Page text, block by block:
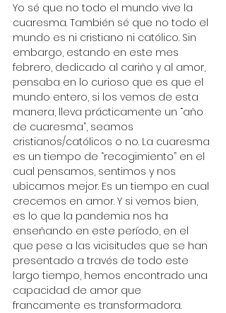
Yo sé que no todo el mundo vive la
cuaresma. También sé que no todo el
mundo es ni cristiano ni católico. Sin
embargo, estando en este mes
febrero, dedicado al cariño y al amor,
pensaba en lo curioso que es que el
mundo entero, si los vemos de esta
manera, lleva prácticamente un “año
de cuaresma”, seamos
cristianos/católicos o no. La cuaresma
es un tiempo de “recogimiento” en el
cual pensamos, sentimos y nos
ubicamos mejor. Es un tiempo en cual
crecemos en amor. Y si vemos bien,
es lo que la pandemia nos ha
enseñando en este período, en el
que pese a las vicisitudes que se han
presentado a través de todo este
largo tiempo, hemos encontrado una
capacidad de amor que
francamente es transformadora.